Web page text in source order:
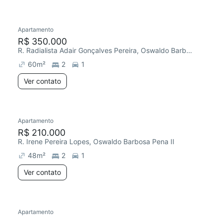
Redecorar
Apartamento
R$ 350.000
R. Radialista Adair Gonçalves Pereira, Oswaldo Barbosa Pena II
60m² 2
1
Ver contato
Apartamento
R$ 210.000
R. Irene Pereira Lopes, Oswaldo Barbosa Pena II
48m² 2
1
Ver contato
Apartamento